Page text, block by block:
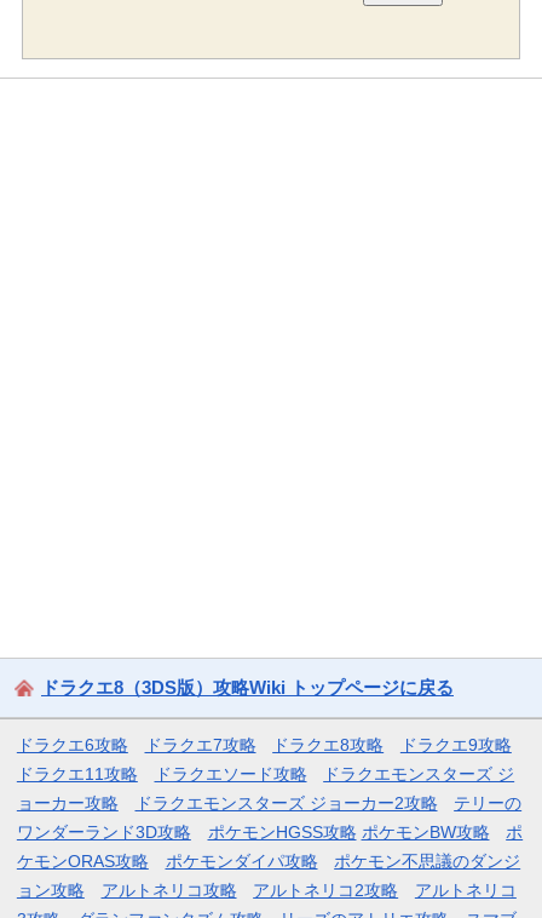
ドラクエ8（3DS版）攻略Wiki トップページに戻る
ドラクエ6攻略 ドラクエ7攻略 ドラクエ8攻略
ドラクエ9攻略
ドラクエ11攻略
ドラクエソード攻略
ドラクエモンスターズ ジ
ョーカー攻略
ドラクエモンスターズ ジョーカー2攻略
テリーの
ワンダーランド3D攻略
ポケモンHGSS攻略 ポケモンBW攻略
ポ
ケモンORAS攻略
ポケモンダイパ攻略
ポケモン不思議のダンジ
ョン攻略
アルトネリコ攻略 アルトネリコ2攻略
アルトネリコ